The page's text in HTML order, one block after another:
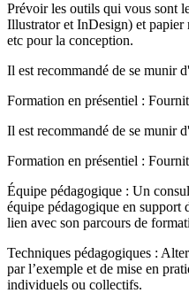
Prévoir les outils qui vous sont
Illustrator et InDesign) et
etc pour la conception.
Il est recommandé de se munir
Formation en présentiel :
Il est recommandé de se munir
Formation en présentiel :
Équipe pédagogique : Un
équipe pédagogique en support
lien avec son parcours de
Techniques pédagogiques :
par l’exemple et de mise en
individuels ou collectifs.